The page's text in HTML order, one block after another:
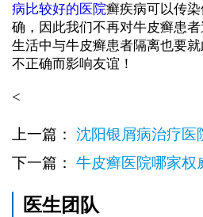
病比较好的医院癣疾病可以传
确，因此我们不再对牛皮癣患
生活中与牛皮癣患者隔离也要
不正确而影响友谊！
<
上一篇： 沈阳银屑病治疗医
下一篇： 牛皮癣医院哪家权
引起的
医生团队